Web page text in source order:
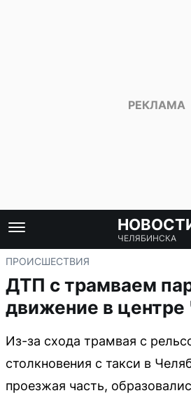
ЧЕЛЯБИНСКА
ПРОИСШЕСТВИЯ
ДТП с трамваем
движение в центре
Из-за схода трамвая с
столкновения с такси в
проезжая часть,